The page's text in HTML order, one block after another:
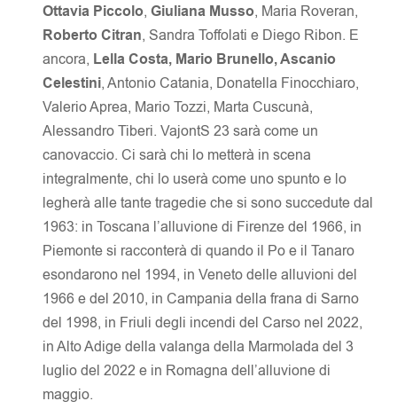
Ottavia Piccolo, Giuliana Musso, Maria Roveran,
Roberto Citran, Sandra Toffolati e Diego Ribon. E
ancora, Lella Costa, Mario Brunello, Ascanio
Celestini, Antonio Catania, Donatella Finocchiaro,
Valerio Aprea, Mario Tozzi, Marta Cuscunà,
Alessandro Tiberi. VajontS 23 sarà come un
canovaccio. Ci sarà chi lo metterà in scena
integralmente, chi lo userà come uno spunto e lo
legherà alle tante tragedie che si sono succedute dal
1963: in Toscana l’alluvione di Firenze del 1966, in
Piemonte si racconterà di quando il Po e il Tanaro
esondarono nel 1994, in Veneto delle alluvioni del
1966 e del 2010, in Campania della frana di Sarno
del 1998, in Friuli degli incendi del Carso nel 2022,
in Alto Adige della valanga della Marmolada del 3
luglio del 2022 e in Romagna dell’alluvione di
maggio.